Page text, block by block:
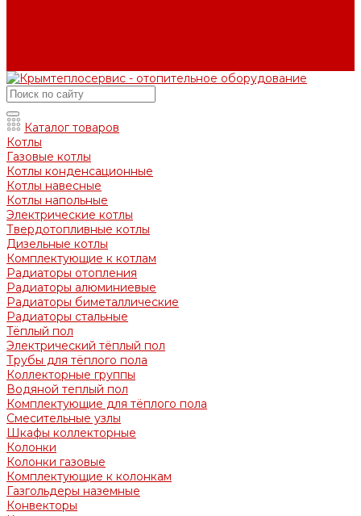
Каталог товаров
Котлы
Газовые котлы
Котлы конденсационные
Котлы навесные
Котлы напольные
Электрические котлы
Твердотопливные котлы
Дизельные котлы
Комплектующие к котлам
Радиаторы отопления
Радиаторы алюминиевые
Радиаторы биметаллические
Радиаторы стальные
Тёплый пол
Электрический тёплый пол
Трубы для тёплого пола
Коллекторные группы
Водяной теплый пол
Комплектующие для тёплого пола
Смесительные узлы
Шкафы коллекторные
Колонки
Колонки газовые
Комплектующие к колонкам
Газгольдеры наземные
Конвекторы